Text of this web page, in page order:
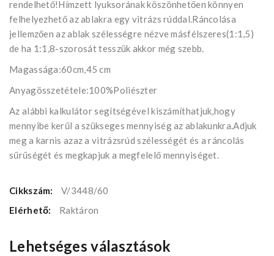
rendelhető!Hímzett lyuksorának köszönhetően könnyen
felhelyezhető az ablakra egy vitrázs rúddal.Ráncolása
jellemzően az ablak szélességre nézve másfélszeres(1:1,5)
de ha 1:1,8-szorosát tesszük akkor még szebb.
Magassága:60cm,45 cm
Anyagösszetétele:100%Poliészter
Az alábbi kalkulátor segítségével kiszámíthatjuk,hogy
mennyibe kerűl a szükseges mennyiség az ablakunkra.Adjuk
meg a karnis azaz a vitrázsrúd szélességét és a ráncolás
sűrűségét és megkapjuk a megfelelő mennyiséget.
Cikkszám:
V/3448/60
Elérhető:
Raktáron
Lehetséges választások